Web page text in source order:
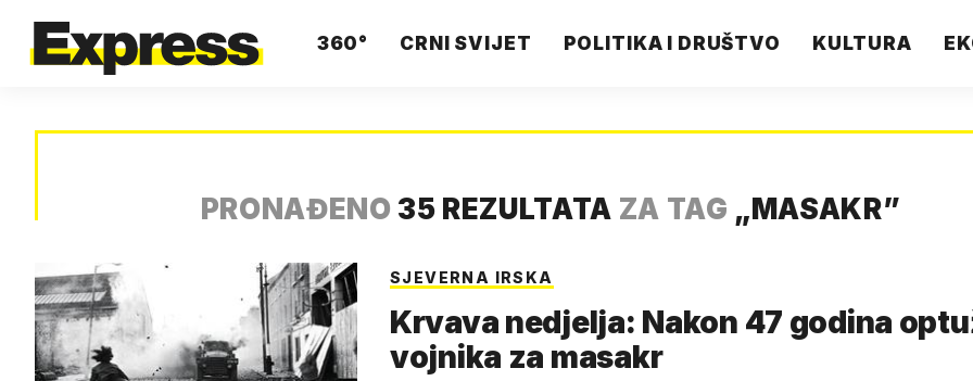
360° CRNI SVIJET POLITIKA I DRUŠTVO KULTURA
PRONAĐENO 35 REZULTATA ZA TAG „MASAKR”
SJEVERNA IRSKA
Krvava nedjelja: Nakon 47 godina
vojnika za masakr